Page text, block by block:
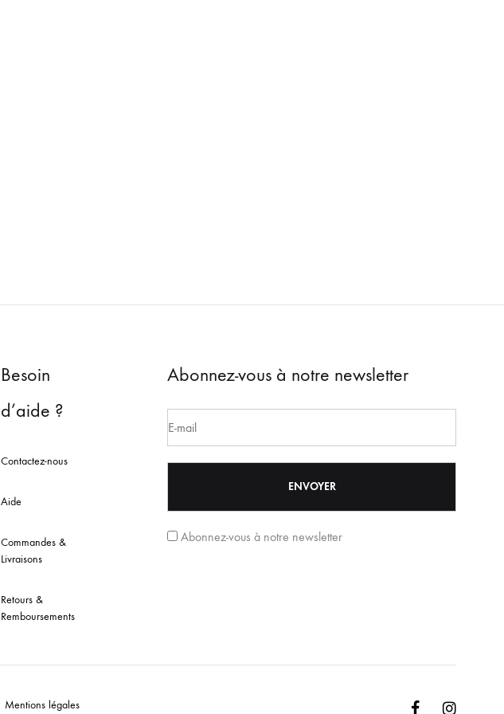
Besoin
d’aide ?
Contactez-nous
Aide
Commandes &
Livraisons
Retours &
Remboursements
Abonnez-vous à notre newsletter
Abonnez-vous à notre newsletter
Mentions légales Facebook